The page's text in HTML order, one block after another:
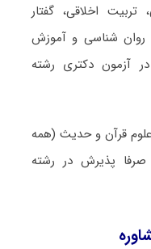
تربیت اخلاقی، گفتار
روان شناسی و آموزش
آزمون دکتری رشته
قرآن و حدیث (همه
پذیرش در رشته